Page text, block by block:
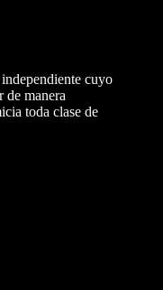
cuyo
de manera
toda clase de